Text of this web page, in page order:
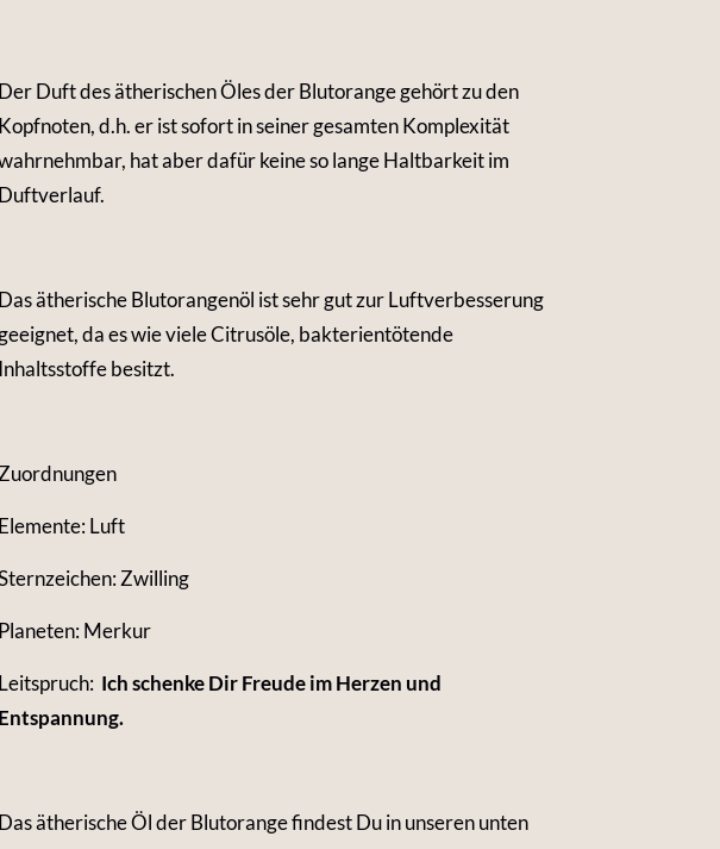
Der Duft des ätherischen Öles der Blutorange gehört zu den
Kopfnoten, d.h. er ist sofort in seiner gesamten Komplexität
hat aber dafür keine so lange Haltbarkeit im
Duftverlauf.
Das ätherische Blutorangenöl ist sehr gut zur Luftverbesserung
geeignet, da es wie viele Citrusöle, bakterientötende
Inhaltsstoffe besitzt.
Zuordnungen
Elemente: Luft
Zwilling
Planeten: Merkur
Leitspruch: Ich schenke Dir Freude im Herzen und
Entspannung.
Das ätherische Öl der Blutorange findest Du in unseren unten